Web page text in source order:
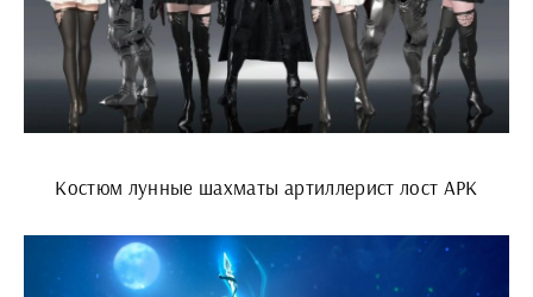
Костюм лунные шахматы артиллерист лост АРК